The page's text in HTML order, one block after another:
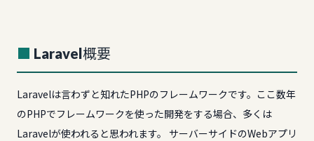
Laravel概要
Laravelは言わずと知れたPHPのフレームワークです。ここ数年
のPHPでフレームワークを使った開発をする場合、多くは
Laravelが使われると思われます。 サーバーサイドのWebアプリ